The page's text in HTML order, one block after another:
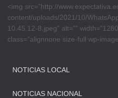
<img src=”http://
content/uploads/2021/10/
10.45.12-8.jpeg” alt=””
class=”alignnone size-full wp-
NOTICIAS LOCAL
NOTICIAS NACIONAL